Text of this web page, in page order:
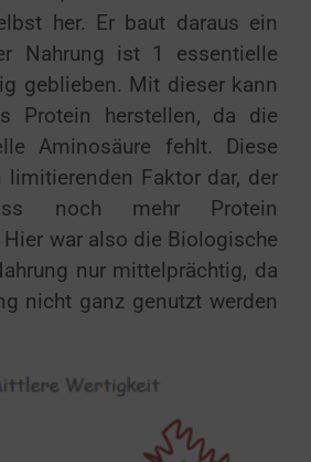
her. Er baut daraus ein
Nahrung ist 1 essentielle
geblieben. Mit dieser kann
Protein herstellen, da die
Aminosäure fehlt. Diese
Faktor dar, der
noch mehr Protein
war also die Biologische
nur mittelprächtig, da
nicht ganz genutzt werden